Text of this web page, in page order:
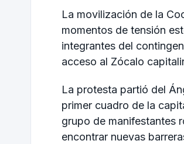
La movilización de la
momentos de tensión
integrantes del
acceso al Zócalo
La protesta partió del
primer cuadro de la
grupo de manifestantes
encontrar nuevas